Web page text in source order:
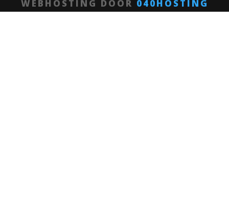
WEBHOSTING DOOR 040HOSTING